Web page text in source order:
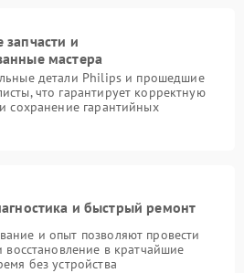
и
мастера
детали Philips и прошедшие
что гарантирует корректную
сохранение гарантийных
и быстрый ремонт
и опыт позволяют провести
восстановление в кратчайшие
без устройства